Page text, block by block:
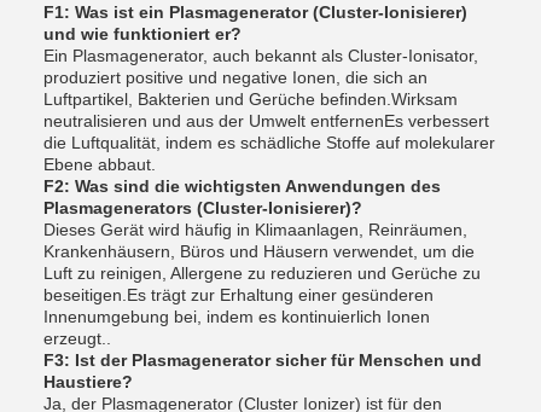
F1: Was ist ein Plasmagenerator (Cluster-Ionisierer)
und wie funktioniert er?
Ein Plasmagenerator, auch bekannt als Cluster-Ionisator,
produziert positive und negative Ionen, die sich an
Luftpartikel, Bakterien und Gerüche befinden.Wirksam
neutralisieren und aus der Umwelt entfernenEs verbessert
die Luftqualität, indem es schädliche Stoffe auf molekularer
Ebene abbaut.
F2: Was sind die wichtigsten Anwendungen des
Plasmagenerators (Cluster-Ionisierer)?
Dieses Gerät wird häufig in Klimaanlagen, Reinräumen,
Krankenhäusern, Büros und Häusern verwendet, um die
Luft zu reinigen, Allergene zu reduzieren und Gerüche zu
beseitigen.Es trägt zur Erhaltung einer gesünderen
Innenumgebung bei, indem es kontinuierlich Ionen
erzeugt..
F3: Ist der Plasmagenerator sicher für Menschen und
Haustiere?
Ja, der Plasmagenerator (Cluster Ionizer) ist für den